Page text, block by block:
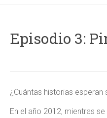
Episodio 3:
¿Cuántas historias
En el año 2012, mientras